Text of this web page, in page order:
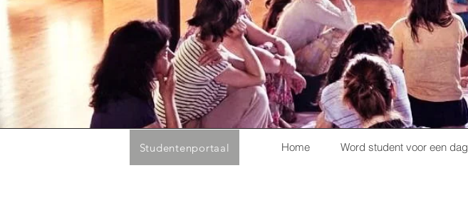
Home Word student voor een dag
Studentenportaal